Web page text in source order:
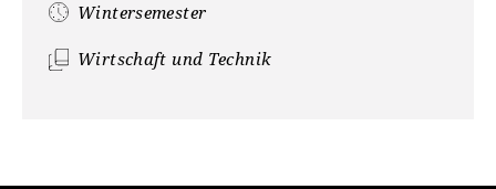
Wintersemester
Wirtschaft und Technik